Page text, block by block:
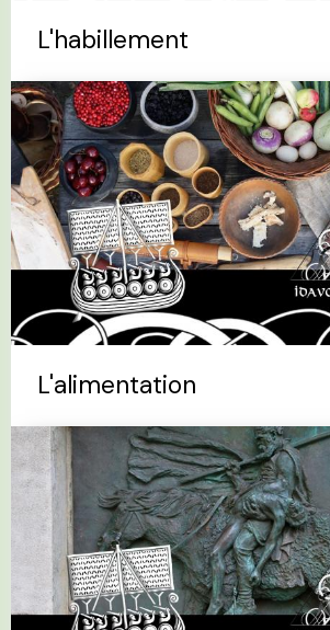
L'habillement
L'alimentation